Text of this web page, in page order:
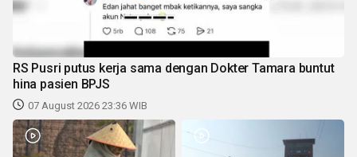
RS Pusri putus kerja sama dengan Dokter Tamara buntut
hina pasien BPJS
07 August 2026 23:36 WIB